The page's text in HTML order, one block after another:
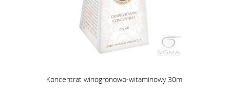
Koncentrat winogronowo-witaminowy 30ml